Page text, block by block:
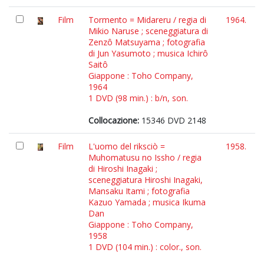
Film
Tormento = Midareru / regia di
Mikio Naruse ; sceneggiatura di
Zenzô Matsuyama ; fotografia
di Jun Yasumoto ; musica Ichirô
Saitô
Giappone : Toho Company,
1964
1 DVD (98 min.) : b/n, son.
Collocazione: 15346 DVD 2148
1964.
Film
L'uomo del riksciò =
Muhomatusu no Issho / regia
di Hiroshi Inagaki ;
sceneggiatura Hiroshi Inagaki,
Mansaku Itami ; fotografia
Kazuo Yamada ; musica Ikuma
Dan
Giappone : Toho Company,
1958
1 DVD (104 min.) : color., son.
1958.